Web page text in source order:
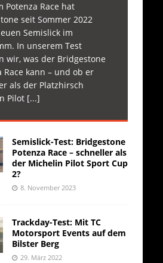
Potenza Race hat
seit Sommer 2022
Semislick im
In unserem Test
wir, was der Bridgestone
Race kann – und ob er
als der Platzhirsch
Pilot [...]
Semislick-Test: Bridgestone
Potenza Race – schneller als
der Michelin Pilot Sport Cup
2?
8. November 2023
Trackday-Test: Mit TC
Motorsport Events auf dem
Bilster Berg
29. März 2022